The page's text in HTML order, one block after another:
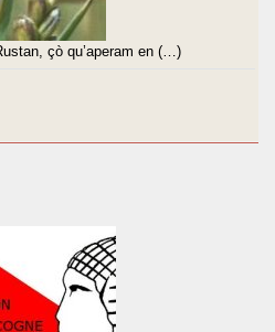
çò qu’aperam en (…)